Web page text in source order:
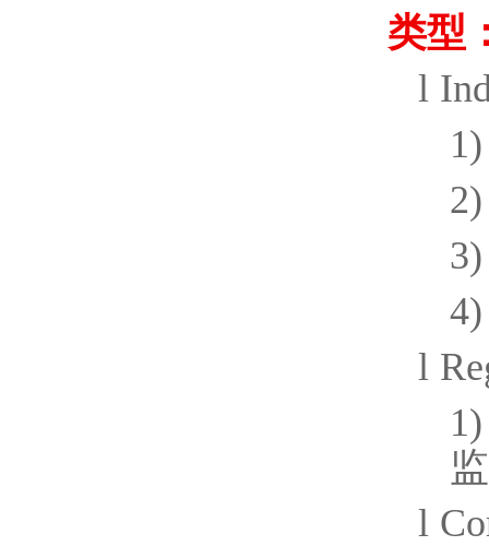
类型
l
1)
2)
3)
4)
l
1)
l